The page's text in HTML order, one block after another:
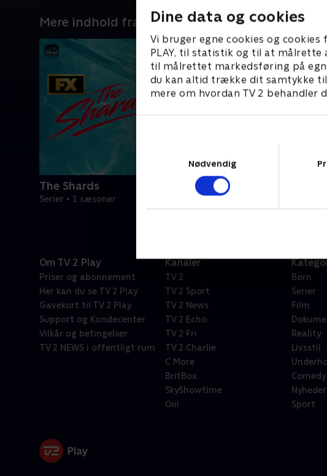
Dine data og cookies
Vi bruger egne cookies og
PLAY, til statistik og til at målrette
til målrettet markedsføring på
du kan altid trække dit samtykke
mere om hvordan TV 2 behandler
Nødvendig
Mere indhold fra Disney+
The Shards
Serier • 1 sæsoner
Star
Serier •
Om TV 2 Play
Priser og abonnement
Her kan du se TV 2 Play
Gavekort til TV 2 Play
Support og Kundecenter
Vilkår og betingelser
TV 2 NEWS i offentligt rum
Kanaler
TV 2
TV 2 Sport
TV 2 News
TV 2 Echo
TV 2 Fri
TV 2 Charlie
C More
BritBox
SkyShowtime
Oiii
Børn
Serier
Film
Reality
Livsstil
Comedy
Nyheder
Sport